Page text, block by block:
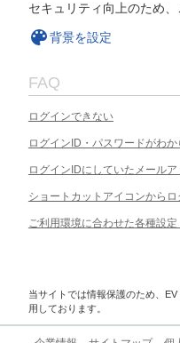
セキュリティ向上のため
背景を設定
FAQ
ログインできない
ログインID・パスワードがわか
ログインIDにしていたメール
ショートカットアイコンから
ご利用環境に合わせた各種設
当サイトでは情報保護のため、
用しております。